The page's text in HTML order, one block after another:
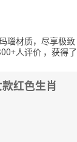
瑙材质，尽享极致
人评价 ，获得了
红色生肖